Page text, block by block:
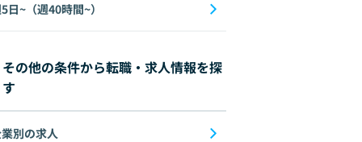
日~（週40時間~）
その他の条件から転職・求人情報を探
す
別の求人